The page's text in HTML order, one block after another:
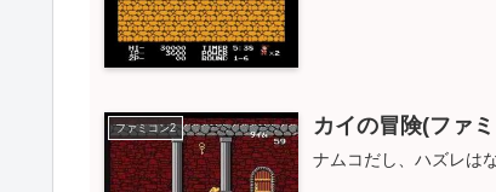
ファミコン2 カイの冒険(ファ
ナムコだし、ハズレは